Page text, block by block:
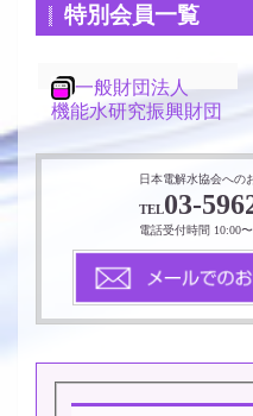
特別会員一覧
一般財団法人
機能水研究振興財団
日本電解水協会への
TEL03-
電話受付時間 10:00